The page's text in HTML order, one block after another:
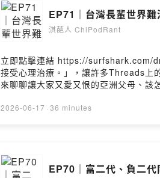
EP71｜台灣長輩世界
淇葩人 ChiPodRant
立即點擊連結 https://surfshark.com/drachi 或用優惠碼
接受心理治療。」，讓許多Threads上
來聊聊讓大家又愛又恨的亞洲父母、
2026-06-17 · 36 minutes
EP70｜富二代、負二